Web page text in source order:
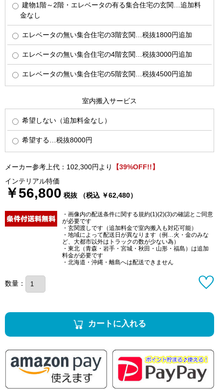
建物1階～2階・エレベータの有る集合住宅の玄関…追加料
金なし
エレベータの無い集合住宅の3階玄関…税抜1800円追加
エレベータの無い集合住宅の4階玄関…税抜3000円追加
エレベータの無い集合住宅の5階玄関…税抜4500円追加
室内搬入サービス
希望しない（追加料金なし）
希望する…税抜8000円
メーカー参考上代：102,300円より
【39%OFF!!】
インテリアル特価
￥56,800 税抜 （税込 ￥62,480）
・画像内の配送条件に関する規約(1)(2)(3)の確認とご同意
が必要です
・玄関渡しです（追加料金で室内搬入も対応可能）
・地域によって配送日が異なります（例…火・金のみな
ど、大都市以外はトラックの数が少ない為）
・東北（青森・岩手・宮城・秋田・山形・福島）は追加
料金が必要です
・北海道・沖縄・離島へは配送できません
数量：
カートに入れる